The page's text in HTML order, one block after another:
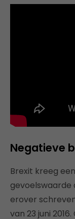
Negatieve
Brexit kreeg
gevoelswaarde
erover
van 23 juni